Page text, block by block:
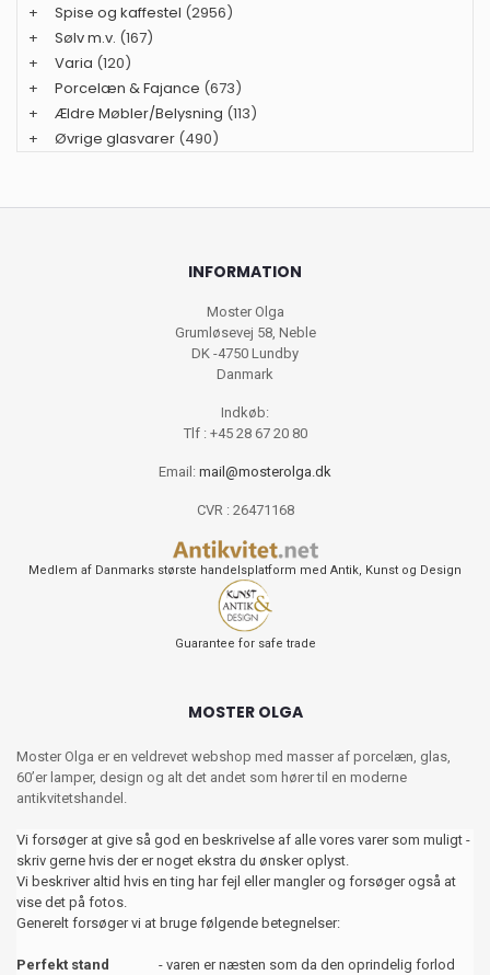
+
Spise og kaffestel (2956)
+
Sølv m.v. (167)
+
Varia (120)
+
Porcelæn & Fajance (673)
+
Ældre Møbler/Belysning (113)
+
Øvrige glasvarer (490)
INFORMATION
Moster Olga
Grumløsevej 58, Neble
DK -4750 Lundby
Danmark
Indkøb:
Tlf : +45 28 67 20 80
Email: mail@mosterolga.dk
CVR : 26471168
Medlem af Danmarks største handelsplatform med Antik, Kunst og Design
Guarantee for safe trade
MOSTER OLGA
Moster Olga er en veldrevet webshop med masser af porcelæn, glas,
60’er lamper, design og alt det andet som hører til en moderne
antikvitetshandel.
Vi forsøger at give så god en beskrivelse af alle vores varer som muligt -
skriv gerne hvis der er noget ekstra du ønsker oplyst.
Vi beskriver altid hvis en ting har fejl eller mangler og forsøger også at
vise det på fotos.
Generelt forsøger vi at bruge følgende betegnelser:
Perfekt stand - varen er næsten som da den oprindelig forlod